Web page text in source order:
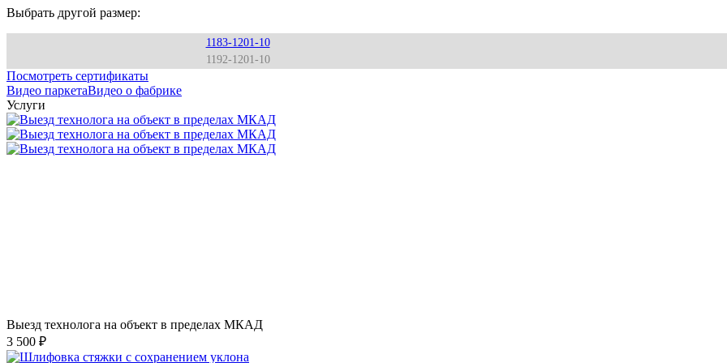
Выбрать другой размер:
1183-1201-10
1192-1201-10
Посмотреть сертификаты
Видео паркетаВидео о фабрике
Услуги
Выезд технолога на объект в пределах МКАД
3 500 ₽